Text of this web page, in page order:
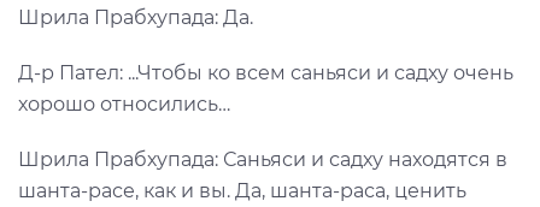
Шрила Прабхупада: Да.
Д-р Пател: ...Чтобы ко всем саньяси и садху очень
хорошо относились…
Шрила Прабхупада: Саньяси и садху находятся в
шанта-расе, как и вы. Да, шанта-раса, ценить